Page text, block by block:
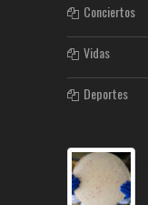
Conciertos
Vidas
Deportes